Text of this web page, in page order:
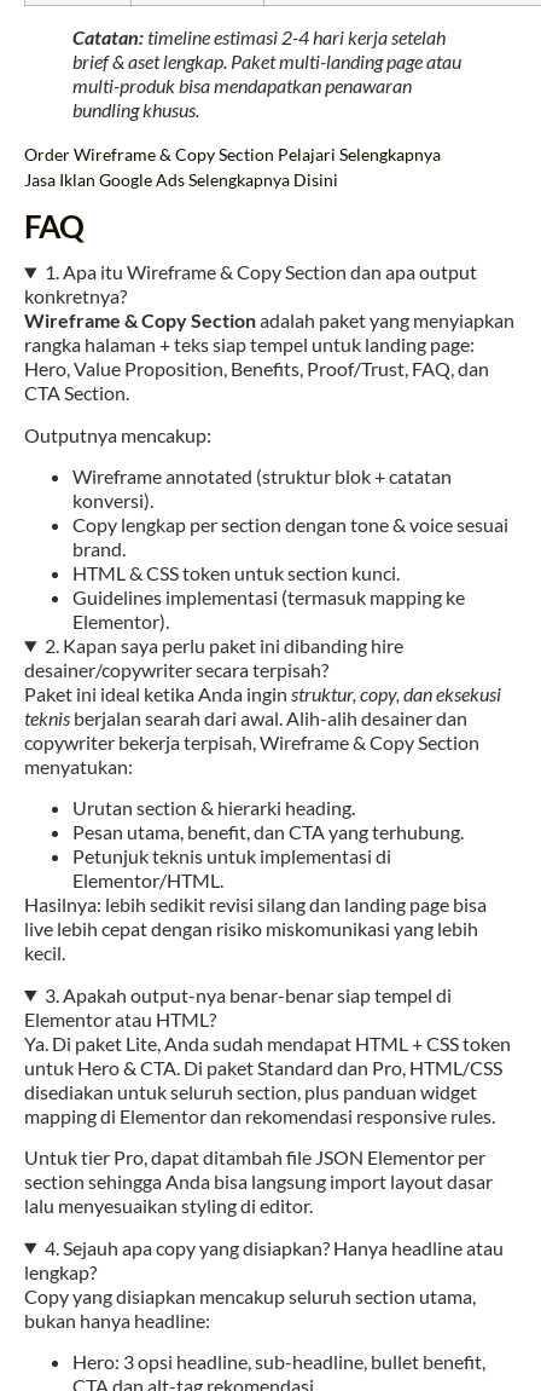
Catatan:timeline estimasi 2-4 hari kerja setelah
brief & aset lengkap. Paket multi-landing page atau
multi-produk bisa mendapatkan penawaran
bundling khusus.
Order Wireframe & Copy Section Pelajari Selengkapnya
Jasa Iklan Google Ads Selengkapnya Disini
FAQ
1. Apa itu Wireframe & Copy Section dan apa output
konkretnya?
Wireframe & Copy Sectionadalah paket yang menyiapkan
rangka halaman + teks siap tempel untuk landing page:
Hero, Value Proposition, Benefits, Proof/Trust, FAQ, dan
CTA Section.
Outputnya mencakup:
Wireframe annotated (struktur blok + catatan
konversi).
Copy lengkap per section dengan tone & voice sesuai
brand.
HTML & CSS token untuk section kunci.
Guidelines implementasi (termasuk mapping ke
Elementor).
2. Kapan saya perlu paket ini dibanding hire
desainer/copywriter secara terpisah?
Paket ini ideal ketika Anda ingin struktur, copy, dan eksekusi
teknis berjalan searah dari awal. Alih-alih desainer dan
copywriter bekerja terpisah, Wireframe & Copy Section
menyatukan:
Urutan section & hierarki heading.
Pesan utama, benefit, dan CTA yang terhubung.
Petunjuk teknis untuk implementasi di
Elementor/HTML.
Hasilnya: lebih sedikit revisi silang dan landing page bisa
live lebih cepat dengan risiko miskomunikasi yang lebih
kecil.
3. Apakah output-nya benar-benar siap tempel di
Elementor atau HTML?
Ya. Di paket Lite, Anda sudah mendapat HTML + CSS token
untuk Hero & CTA. Di paket Standard dan Pro, HTML/CSS
disediakan untuk seluruh section, plus panduan widget
mapping di Elementor dan rekomendasi responsive rules.
Untuk tier Pro, dapat ditambah file JSON Elementor per
section sehingga Anda bisa langsung import layout dasar
lalu menyesuaikan styling di editor.
4. Sejauh apa copy yang disiapkan? Hanya headline atau
lengkap?
Copy yang disiapkan mencakup seluruh section utama,
bukan hanya headline:
Hero: 3 opsi headline, sub-headline, bullet benefit,
CTA dan alt-tag rekomendasi.